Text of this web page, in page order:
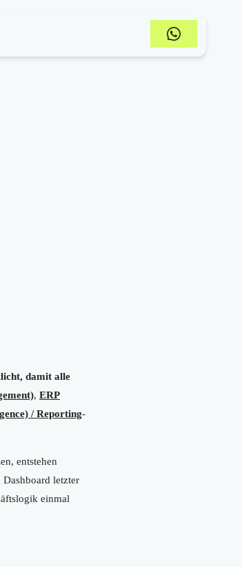
damit alle
, ERP
/ Reporting-
entstehen
letzter
einmal